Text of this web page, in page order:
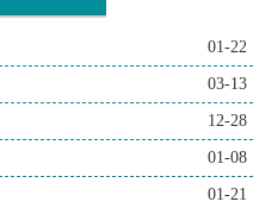
01-22
03-13
12-28
01-08
01-21